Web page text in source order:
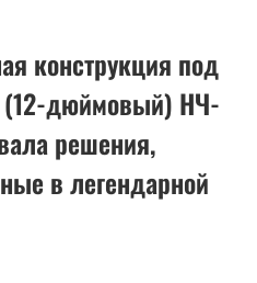
конструкция под
(12-дюймовый) НЧ-
решения,
в легендарной